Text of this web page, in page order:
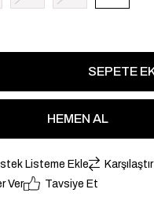
Listeme Ekle
Karşılaştır
Ver
Tavsiye Et